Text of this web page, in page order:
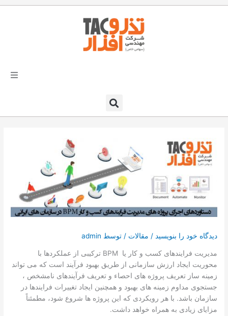
رفتن
راهکارهای تذروافزار در صنایع
خدمات و پشتیبانی
تماس با ما
درخواست دمو
دیدگاه‌ خود را بنویسید / مقالات / توسط admin
مدیریت فرایندهای کسب و کار یا BPM ترکیبی از عملکردها با
محوریت ایجاد ارزش سازمانی از طریق بهبود فرآیند است که می تواند
زمینه ساز تعریف پروژه های احصاء و تعریف فرآیندهای نامشخص ،
جستجوی مداوم زمینه های بهبود و همچنین ایجاد تغییرات فرایندها در
سازمان باشد. با هر رویکردی که این پروژه ها شروع شود، مطمئناً
مزایای زیادی به همراه خواهد داشت.